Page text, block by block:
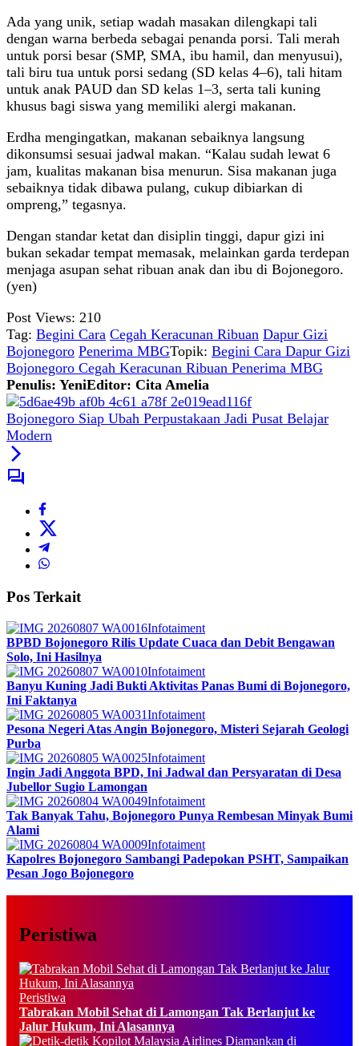
Ada yang unik, setiap wadah masakan dilengkapi tali
dengan warna berbeda sebagai penanda porsi. Tali merah
untuk porsi besar (SMP, SMA, ibu hamil, dan menyusui),
tali biru tua untuk porsi sedang (SD kelas 4–6), tali hitam
untuk anak PAUD dan SD kelas 1–3, serta tali kuning
khusus bagi siswa yang memiliki alergi makanan.
Erdha mengingatkan, makanan sebaiknya langsung
dikonsumsi sesuai jadwal makan. “Kalau sudah lewat 6
jam, kualitas makanan bisa menurun. Sisa makanan juga
sebaiknya tidak dibawa pulang, cukup dibiarkan di
ompreng,” tegasnya.
Dengan standar ketat dan disiplin tinggi, dapur gizi ini
bukan sekadar tempat memasak, melainkan garda terdepan
menjaga asupan sehat ribuan anak dan ibu di Bojonegoro.
(yen)
Post Views: 210
Tag: Begini Cara Cegah Keracunan Ribuan Dapur Gizi
Bojonegoro Penerima MBGTopik: Begini Cara Dapur Gizi
Bojonegoro Cegah Keracunan Ribuan Penerima MBG
Penulis: YeniEditor: Cita Amelia
Bojonegoro Siap Ubah Perpustakaan Jadi Pusat Belajar
Modern
Pos Terkait
Infotaiment
BPBD Bojonegoro Rilis Update Cuaca dan Debit Bengawan
Solo, Ini Hasilnya
Infotaiment
Banyu Kuning Jadi Bukti Aktivitas Panas Bumi di Bojonegoro,
Ini Faktanya
Infotaiment
Pesona Negeri Atas Angin Bojonegoro, Misteri Sejarah Geologi
Purba
Infotaiment
Ingin Jadi Anggota BPD, Ini Jadwal dan Persyaratan di Desa
Jubellor Sugio Lamongan
Infotaiment
Tak Banyak Tahu, Bojonegoro Punya Rembesan Minyak Bumi
Alami
Infotaiment
Kapolres Bojonegoro Sambangi Padepokan PSHT, Sampaikan
Pesan Jogo Bojonegoro
Peristiwa
Peristiwa
Tabrakan Mobil Sehat di Lamongan Tak Berlanjut ke
Jalur Hukum, Ini Alasannya